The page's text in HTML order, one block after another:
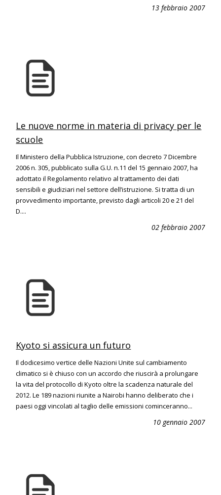
13 febbraio 2007
Le nuove norme in materia di privacy per le
scuole
Il Ministero della Pubblica Istruzione, con decreto 7 Dicembre
2006 n. 305, pubblicato sulla G.U. n.11 del 15 gennaio 2007, ha
adottato il Regolamento relativo al trattamento dei dati
sensibili e giudiziari nel settore dell’istruzione. Si tratta di un
provvedimento importante, previsto dagli articoli 20 e 21 del
D....
02 febbraio 2007
Kyoto si assicura un futuro
Il dodicesimo vertice delle Nazioni Unite sul cambiamento
climatico si è chiuso con un accordo che riuscirà a prolungare
la vita del protocollo di Kyoto oltre la scadenza naturale del
2012. Le 189 nazioni riunite a Nairobi hanno deliberato che i
paesi oggi vincolati al taglio delle emissioni cominceranno...
10 gennaio 2007